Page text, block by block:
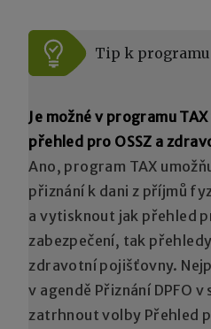
Tip k programu
Je možné v programu
přehled pro OSSZ a
Ano, program TAX
přiznání k dani z příjmů
a vytisknout jak přehled
zabezpečení, tak
zdravotní pojišťovny.
v agendě Přiznání DPFO
zatrhnout volby Přehled